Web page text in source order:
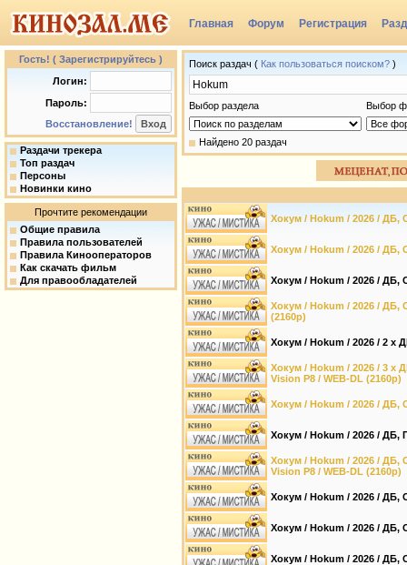
Главная Форум Регистрация
Группы
Гость! ( Зарегистрируйтесь )
Логин:
Пароль:
Восстановление!
Раздачи трекера
Топ раздач
Персоны
Новинки кино
Прочтите рекомендации
Общие правила
Правила пользователей
Правила Кинооператоров
Как скачать фильм
Для правообладателей
Поиск раздач ( Как пользоваться поиском? )
Выбор раздела Выбор
Найдено 20 раздач
Хокум / Hokum / 2026 / ДБ,
Хокум / Hokum / 2026 / ДБ,
Хокум / Hokum / 2026 / ДБ,
Хокум / Hokum / 2026 / ДБ,
(2160p)
Хокум / Hokum / 2026 / 2 x
Хокум / Hokum / 2026 / 3 x
Vision P8 / WEB-DL (2160p)
Хокум / Hokum / 2026 / ДБ,
Хокум / Hokum / 2026 / ДБ,
Хокум / Hokum / 2026 / ДБ,
Vision P8 / WEB-DL (2160p)
Хокум / Hokum / 2026 / ДБ,
Хокум / Hokum / 2026 / ДБ,
Хокум / Hokum / 2026 / ДБ,